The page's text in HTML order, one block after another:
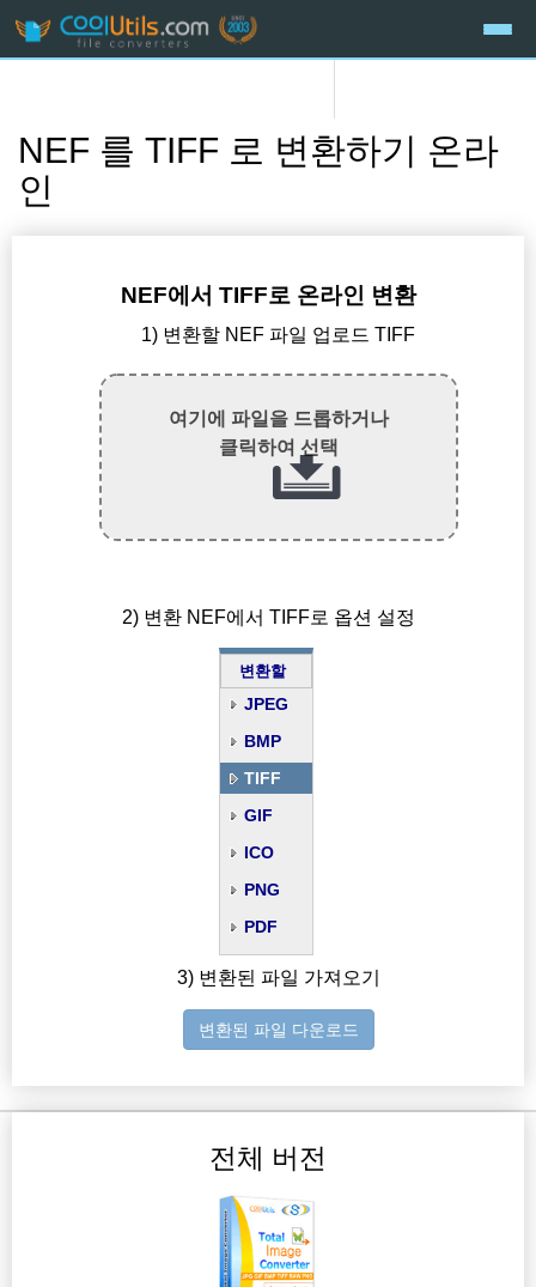
NEF 를 TIFF 로 변환하기 온라
인
NEF에서 TIFF로 온라인 변환
1) 변환할 NEF 파일 업로드 TIFF
여기에 파일을 드롭하거나
클릭하여 선택
2) 변환 NEF에서 TIFF로 옵션 설정
변환할
JPEG
BMP
TIFF
GIF
ICO
PNG
PDF
3) 변환된 파일 가져오기
변환된 파일 다운로드
전체 버전